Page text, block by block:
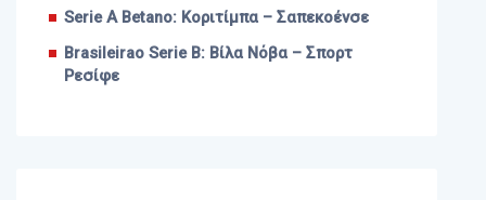
Serie A Betano: Κοριτίμπα – Σαπεκοένσε
Brasileirao Serie B: Βίλα Νόβα – Σπορτ
Ρεσίφε